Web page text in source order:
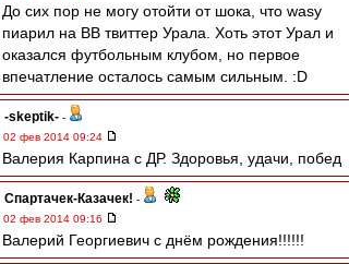
До сих пор не могу отойти от шока, что wasy
пиарил на ВВ твиттер Урала. Хоть этот Урал и
оказался футбольным клубом, но первое
впечатление осталось самым сильным. :D
-skeptik- -
02 фев 2014 09:24
Валерия Карпина с ДР. Здоровья, удачи, побед
Спартачек-Казачек! -
02 фев 2014 09:16
Валерий Георгиевич с днём рождения!!!!!!